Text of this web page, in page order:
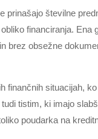
prinašajo številne
financiranja.
brez obsežne
finančnih situacijah,
tistim, ki imajo
poudarka na